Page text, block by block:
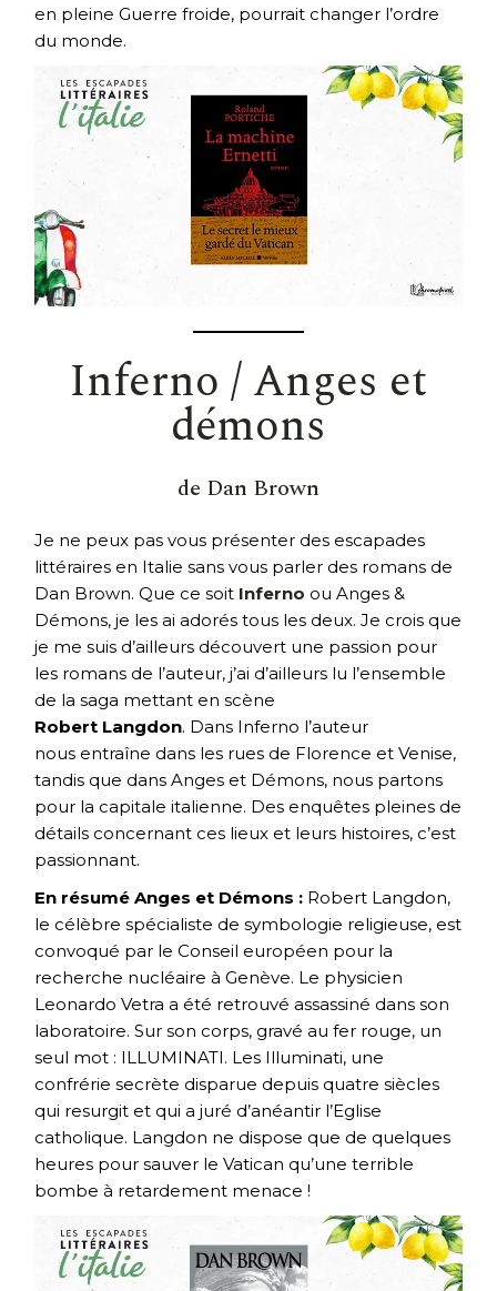
en pleine Guerre froide, pourrait changer l’ordre
du monde.
Inferno / Anges et
démons
de Dan Brown
Je ne peux pas vous présenter des escapades
littéraires en Italie sans vous parler des romans de
Dan Brown. Que ce soit Inferno ou Anges &
Démons, je les ai adorés tous les deux. Je crois que
je me suis d’ailleurs découvert une passion pour
les romans de l’auteur, j’ai d’ailleurs lu l’ensemble
de la saga mettant en scène
Robert Langdon. Dans Inferno l’auteur
nous entraîne dans les rues de Florence et Venise,
tandis que dans Anges et Démons, nous partons
pour la capitale italienne. Des enquêtes pleines de
détails concernant ces lieux et leurs histoires, c’est
passionnant.
En résumé Anges et Démons : Robert Langdon,
le célèbre spécialiste de symbologie religieuse, est
convoqué par le Conseil européen pour la
recherche nucléaire à Genève. Le physicien
Leonardo Vetra a été retrouvé assassiné dans son
laboratoire. Sur son corps, gravé au fer rouge, un
seul mot : ILLUMINATI. Les Illuminati, une
confrérie secrète disparue depuis quatre siècles
qui resurgit et qui a juré d’anéantir l’Eglise
catholique. Langdon ne dispose que de quelques
heures pour sauver le Vatican qu’une terrible
bombe à retardement menace !